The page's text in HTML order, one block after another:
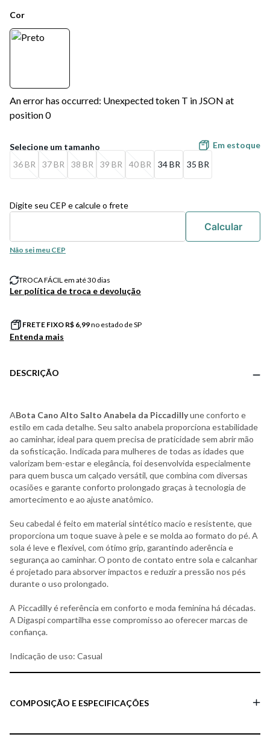
Cor
An error has occurred: Unexpected token T in JSON at
position 0
36 BR 37 BR 38 BR 39 BR 40 BR 34 BR 35 BR
Em estoque
Digite seu CEP e calcule o frete
Não sei meu CEP
TROCA FÁCIL em até 30 dias
Ler política de troca e devolução
FRETE FIXO R$ 6,99no estado de SP
Entenda mais
DESCRIÇÃO
ABota Cano Alto Salto Anabela da Piccadillyune conforto e
estilo em cada detalhe. Seu salto anabela proporciona estabilidade
ao caminhar, ideal para quem precisa de praticidade sem abrir mão
da sofisticação. Indicada para mulheres de todas as idades que
valorizam bem-estar e elegância, foi desenvolvida especialmente
para quem busca um calçado versátil, que combina com diversas
ocasiões e garante conforto prolongado graças à tecnologia de
amortecimento e ao ajuste anatômico.
Seu cabedal é feito em material sintético macio e resistente, que
proporciona um toque suave à pele e se molda ao formato do pé. A
sola é leve e flexível, com ótimo grip, garantindo aderência e
segurança ao caminhar. O ponto de contato entre sola e calcanhar
é projetado para absorver impactos e reduzir a pressão nos pés
durante o uso prolongado.
A Piccadilly é referência em conforto e moda feminina há décadas.
A Digaspi compartilha esse compromisso ao oferecer marcas de
confiança.
Indicação de uso: Casual
COMPOSIÇÃO E ESPECIFICAÇÕES
9º chuteira
10ºnew balance